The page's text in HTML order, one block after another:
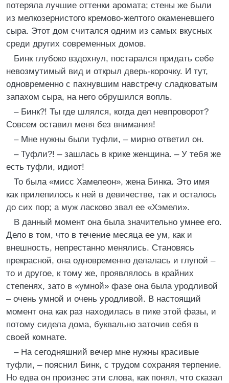
потеряла лучшие оттенки аромата; стены же были
из мелкозернистого кремово-желтого окаменевшего
сыра. Этот дом считался одним из самых вкусных
среди других современных домов.
Бинк глубоко вздохнул, постарался придать себе
невозмутимый вид и открыл дверь-корочку. И тут,
одновременно с пахнувшим навстречу сладковатым
запахом сыра, на него обрушился вопль.
– Бинк?! Ты где шлялся, когда дел невпроворот?
Совсем оставил меня без внимания!
– Мне нужны были туфли, – мирно ответил он.
– Туфли?! – зашлась в крике женщина. – У тебя же
есть туфли, идиот!
То была «мисс Хамелеон», жена Бинка. Это имя
как прилепилось к ней в девичестве, так и осталось
до сих пор; а муж ласково звал ее «Хэмели».
В данный момент она была значительно умнее его.
Дело в том, что в течение месяца ее ум, как и
внешность, непрестанно менялись. Становясь
прекрасной, она одновременно делалась и глупой –
то и другое, к тому же, проявлялось в крайних
степенях, зато в «умной» фазе она была уродливой
– очень умной и очень уродливой. В настоящий
момент она как раз находилась в пике этой фазы, и
потому сидела дома, буквально заточив себя в
своей комнате.
– На сегодняшний вечер мне нужны красивые
туфли, – пояснил Бинк, с трудом сохраняя терпение.
Но едва он произнес эти слова, как понял, что сказал